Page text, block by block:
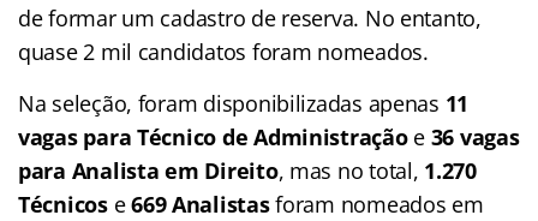
de formar um cadastro de reserva. No entanto,
quase 2 mil candidatos foram nomeados.
Na seleção, foram disponibilizadas apenas 11
vagas para Técnico de Administraçãoe 36 vagas
para Analista em Direito, mas no total, 1.270
Técnicose669 Analistasforam nomeados em